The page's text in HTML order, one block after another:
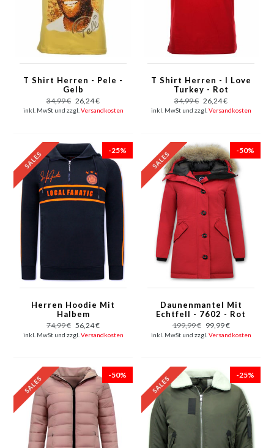
T Shirt Herren - Pele -
Gelb
34,99 € 26,24 €
inkl. MwSt und zzgl. Versandkosten
T Shirt Herren - I Love
Turkey - Rot
34,99 € 26,24 €
inkl. MwSt und zzgl. Versandkosten
-25%
Herren Hoodie Mit
Halbem
Reißverschluss - 11-
6515BO - Blau/Orange
74,99 € 56,24 €
inkl. MwSt und zzgl. Versandkosten
-50%
Daunenmantel Mit
Echtfell - 7602 - Rot
199,99 € 99,99 €
inkl. MwSt und zzgl. Versandkosten
-50% -25%